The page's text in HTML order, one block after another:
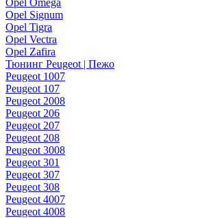
Opel Omega
Opel Signum
Opel Tigra
Opel Vectra
Opel Zafira
Тюнинг Peugeot | Пежо
Peugeot 1007
Peugeot 107
Peugeot 2008
Peugeot 206
Peugeot 207
Peugeot 208
Peugeot 3008
Peugeot 301
Peugeot 307
Peugeot 308
Peugeot 4007
Peugeot 4008